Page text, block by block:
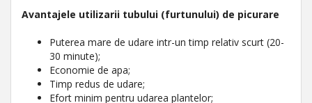
Avantajele utilizarii tubului (furtunului) de picurare
Puterea mare de udare intr-un timp relativ scurt (20-
30 minute);
Economie de apa;
Timp redus de udare;
Efort minim pentru udarea plantelor;